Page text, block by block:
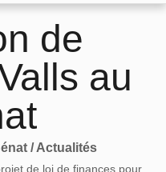
de
au
/ Actualités
de loi de finances pour